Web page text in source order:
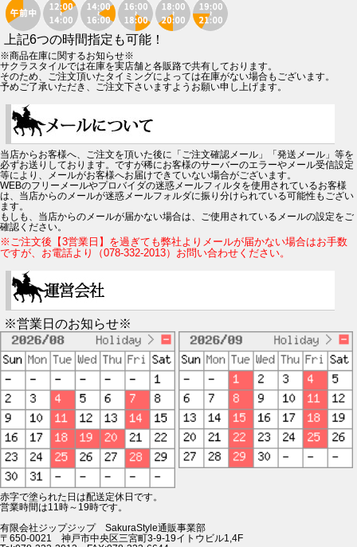
上記6つの時間指定も可能！
※商品在庫に関するお知らせ※
サクラスタイルでは在庫を実店舗と各販路で共有しております。
そのため、ご注文頂いたタイミングによっては在庫がない場合もございます。
予めご了承いただき、ご注文下さいますようお願い申し上げます。
当店からお客様へ、ご注文を頂いた後に「ご注文確認メール」「発送メール」等を
必ずお送りしております。ですが稀にお客様のサーバーのエラーやメール受信設定
等により、メールがお客様へお届けできていない場合がございます。
WEBのフリーメールやプロバイダの迷惑メールフィルタを使用されているお客様
は、当店からのメールが迷惑メールフォルダに振り分けられている可能性もござい
ます。
もしも、当店からのメールが届かない場合は、ご使用されているメールの設定をご
確認ください。
※ご注文後【3営業日】を過ぎても弊社よりメールが届かない場合はお手数
ですが、お電話より（078-332-2013）お問い合わせください。
※営業日のお知らせ※
赤字で塗られた日は配送定休日です。
営業時間は11時～19時です。
有限会社ジップジップ SakuraStyle通販事業部
〒650-0021 神戸市中央区三宮町3-9-19イトウビル1,4F